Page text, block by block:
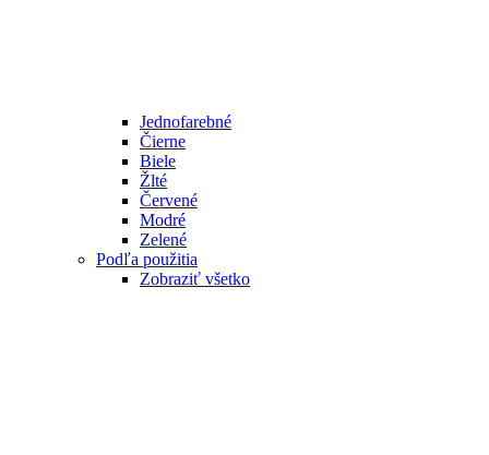
Jednofarebné
Čierne
Biele
Žlté
Červené
Modré
Zelené
Podľa použitia
Zobraziť všetko